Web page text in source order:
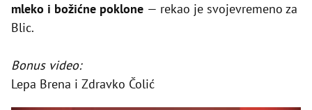
mleko i božićne poklone — rekao je svojevremeno za
Blic.
Bonus video:
Lepa Brena i Zdravko Čolić